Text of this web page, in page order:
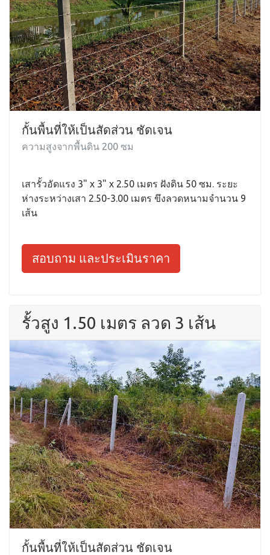
กั้นพื้นที่ให้เป็นสัดส่วน ชัดเจน
ความสูงจากพื้นดิน 200 ซม
เสารั้วอัดแรง 3" x 3" x 2.50 เมตร ฝังดิน 50 ซม. ระยะ
ห่างระหว่างเสา 2.50-3.00 เมตร ขึงลวดหนามจำนวน 9
เส้น
สอบถาม และประเมินราคา
รั้วสูง 1.50 เมตร ลวด 3 เส้น
กั้นพื้นที่ให้เป็นสัดส่วน ชัดเจน